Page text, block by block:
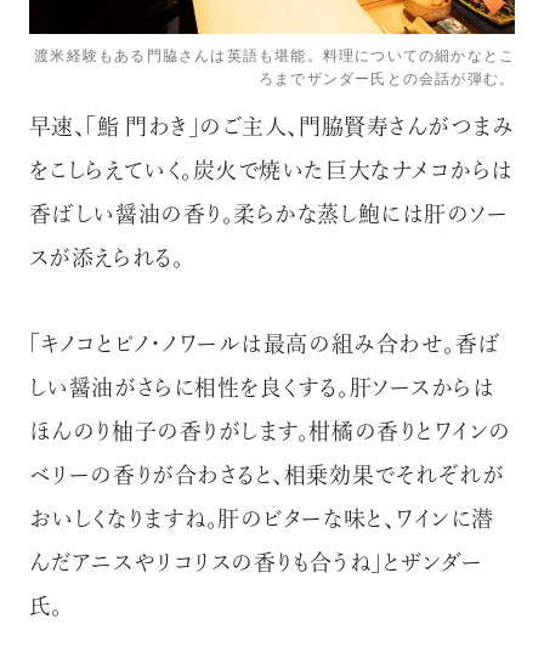
渡米経験もある門脇さんは英語も堪能。料理についての細かなとこ
ろまでザンダー氏との会話が弾む。
早速、「鮨 門わき」のご主人、門脇賢寿さんがつまみ
をこしらえていく。炭火で焼いた巨大なナメコからは
香ばしい醤油の香り。柔らかな蒸し鮑には肝のソー
スが添えられる。
「キノコとピノ・ノワールは最高の組み合わせ。香ば
しい醤油がさらに相性を良くする。肝ソースからは
ほんのり柚子の香りがします。柑橘の香りとワインの
ベリーの香りが合わさると、相乗効果でそれぞれが
おいしくなりますね。肝のビターな味と、ワインに潜
んだアニスやリコリスの香りも合うね」とザンダー
氏。